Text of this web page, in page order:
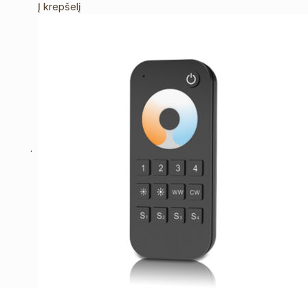
Į krepšelį